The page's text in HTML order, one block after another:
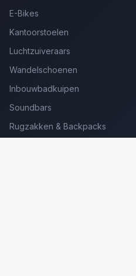
E-Bikes
Kantoorstoelen
Luchtzuiveraars
Wandelschoenen
Inbouwbadkuipen
Soundbars
Rugzakken & Backpacks